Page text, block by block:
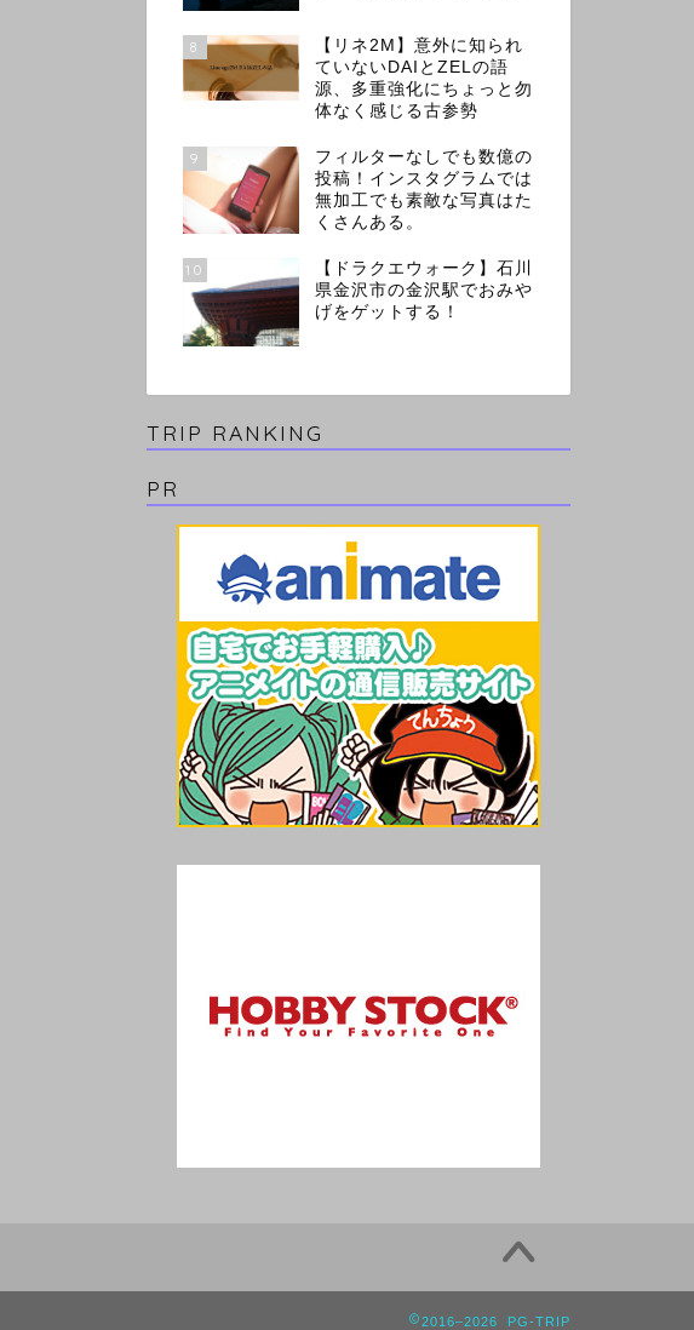
8
【リネ2M】意外に知られ
ていないDAIとZELの語
源、多重強化にちょっと勿
体なく感じる古参勢
9
フィルターなしでも数億の
投稿！インスタグラムでは
無加工でも素敵な写真はた
くさんある。
10
【ドラクエウォーク】石川
県金沢市の金沢駅でおみや
げをゲットする！
TRIP RANKING
PR
2016–2026 PG-TRIP